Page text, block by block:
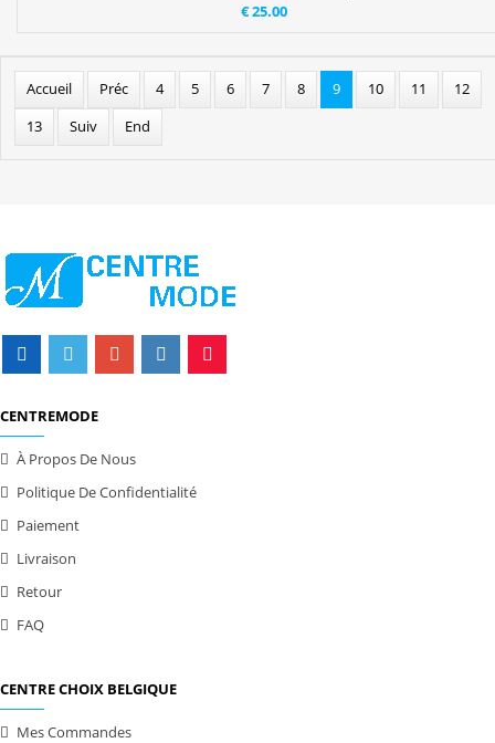
€ 25.00
Accueil Préc 4 5 6 7 8 9 10 11
12
13
Suiv End
CENTREMODE
À Propos De Nous
Politique De Confidentialité
Paiement
Livraison
Retour
FAQ
CENTRE CHOIX BELGIQUE
Mes Commandes